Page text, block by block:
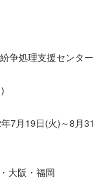
争処理支援センター
7月19日(火)～8月31
大阪・福岡